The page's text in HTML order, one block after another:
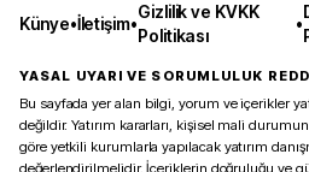
Künye•İletişim•
Gizlilik ve KVKK
Politikası
•
YASAL UYARI VE SORUMLULUK
Bu sayfada yer alan bilgi, yorum ve içerikler
değildir. Yatırım kararları, kişisel mali
göre yetkili kurumlarla yapılacak yatırım
değerlendirilmelidir. İçeriklerin doğruluğu ve